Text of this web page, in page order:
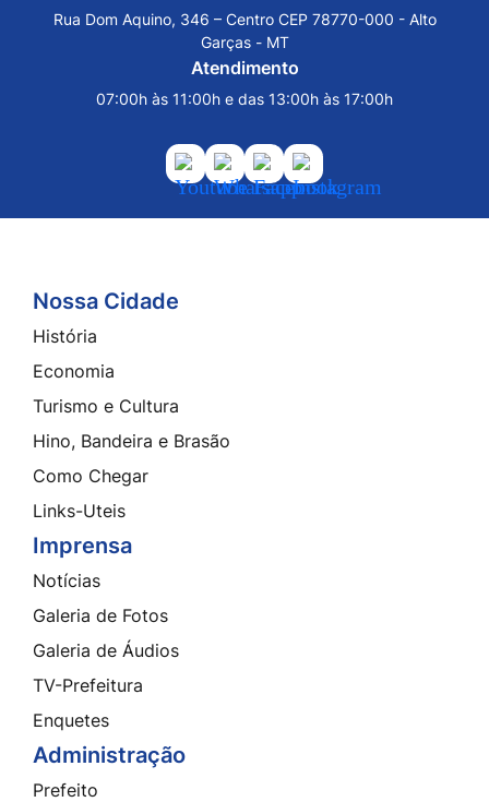
Rua Dom Aquino, 346 – Centro CEP 78770-000 - Alto
Garças - MT
Atendimento
07:00h às 11:00h e das 13:00h às 17:00h
Acessar
a
Youtube
Acessar
a
Acessar
a
Acessar
a
Seção do Rodapé e Contato
Nossa Cidade
História
Economia
Turismo e Cultura
Hino, Bandeira e Brasão
Como Chegar
Links-Uteis
Imprensa
Notícias
Galeria de Fotos
Galeria de Áudios
TV-Prefeitura
Enquetes
Administração
Prefeito